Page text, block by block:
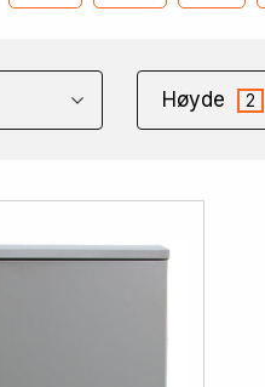
Høyde 2